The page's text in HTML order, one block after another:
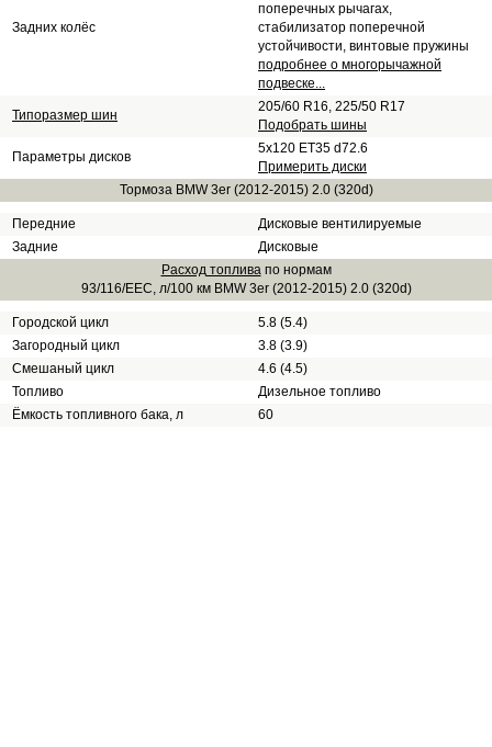
Задних колёс
поперечных рычагах,
стабилизатор поперечной
устойчивости, винтовые пружины
подробнее о многорычажной
подвеске...
Типоразмер шин
205/60 R16, 225/50 R17
Подобрать шины
Параметры дисков
5x120 ET35 d72.6
Примерить диски
Тормоза BMW 3er (2012-2015) 2.0 (320d)
Передние
Дисковые вентилируемые
Задние
Дисковые
Расход топливапо нормам
93/116/EEC, л/100 км BMW 3er (2012-2015) 2.0 (320d)
Городской цикл
5.8 (5.4)
Загородный цикл
3.8 (3.9)
Смешаный цикл
4.6 (4.5)
Топливо
Дизельное топливо
Ёмкость топливного бака, л
60